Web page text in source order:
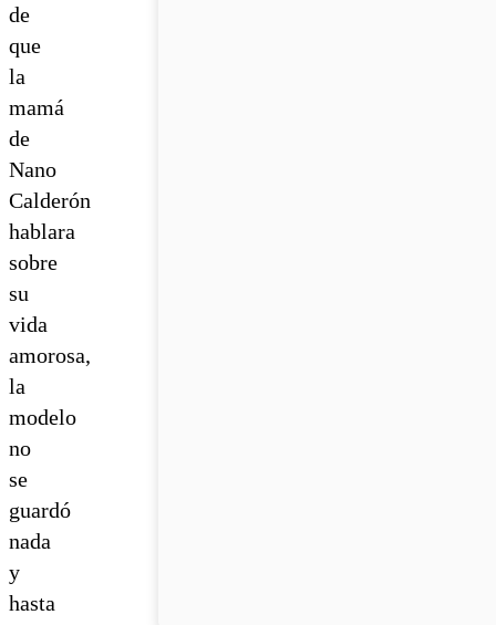
de
que
la
mamá
de
Nano
Calderón
hablara
sobre
su
vida
amorosa,
la
modelo
no
se
guardó
nada
y
hasta